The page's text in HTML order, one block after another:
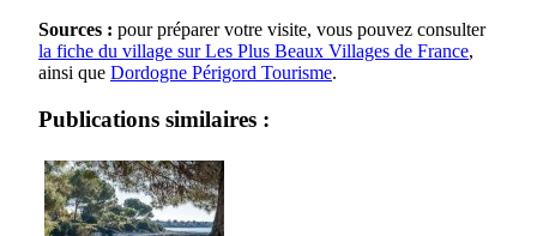
Sources : pour préparer votre visite, vous pouvez consulter
la fiche du village sur Les Plus Beaux Villages de France,
ainsi que Dordogne Périgord Tourisme.
Publications similaires :